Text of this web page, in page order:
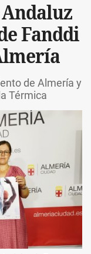
Fanddi
de Almería y
Térmica